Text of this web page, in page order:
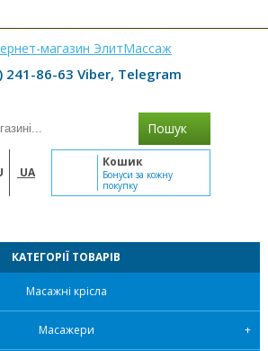
241-86-63 Viber, Telegram
Пошук
UA
Кошик
Бонуси за кожну
покупку
КАТЕГОРІЇ ТОВАРІВ
Масажні крісла
Масажери